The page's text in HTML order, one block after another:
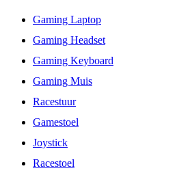
Gaming Laptop
Gaming Headset
Gaming Keyboard
Gaming Muis
Racestuur
Gamestoel
Joystick
Racestoel